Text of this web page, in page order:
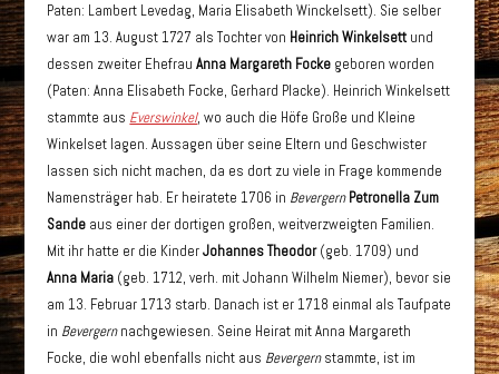
Paten: Lambert Levedag, Maria Elisabeth Winckelsett). Sie selber
war am 13. August 1727 als Tochter von Heinrich Winkelsett und
dessen zweiter EhefrauAnna Margareth Focke geboren worden
(Paten: Anna Elisabeth Focke, Gerhard Placke). Heinrich Winkelsett
stammte aus Everswinkel, wo auch die Höfe Große und Kleine
Winkelset lagen. Aussagen über seine Eltern und Geschwister
lassen sich nicht machen, da es dort zu viele in Frage kommende
Namensträger hab. Er heiratete 1706 in Bevergern Petronella Zum
Sande aus einer der dortigen großen, weitverzweigten Familien.
Mit ihr hatte er die KinderJohannes Theodor(geb. 1709) und
Anna Maria (geb. 1712, verh. mit Johann Wilhelm Niemer), bevor sie
am 13. Februar 1713 starb. Danach ist er 1718 einmal als Taufpate
in Bevergernnachgewiesen. Seine Heirat mit Anna Margareth
Focke, die wohl ebenfalls nicht aus Bevergernstammte, ist im